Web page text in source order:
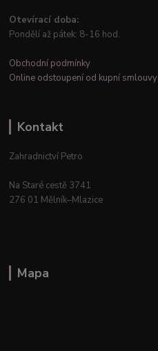
Otevírací doba:
Pondělí až pátek: 8-16 hod.
Obchodní podmínky
Online odstoupení od kupní smlouvy
Kontakt
Zahradnictví Petro
Na Staré cestě 3741
276 01 Mělník–Mlazice
Mapa